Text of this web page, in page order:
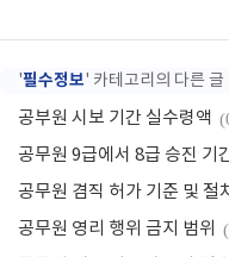
'필수정보' 카테고리의 다른 글
공부원 시보 기간 실수령액
공무원 9급에서 8급 승진 기
공무원 겸직 허가 기준 및 절
공무원 영리 행위 금지 범위